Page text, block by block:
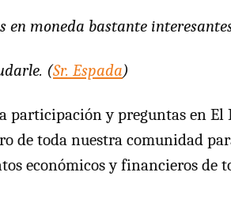
moneda bastante
(Sr. Espada)
participación y preguntas en El
de toda nuestra comunidad
económicos y financieros de